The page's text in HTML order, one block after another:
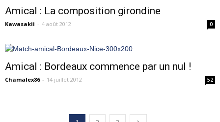
Amical : La composition girondine
Kawasakii - 4 août 2012 0
Amical : Bordeaux commence par un nul !
Chamalex86 - 14 juillet 2012 52